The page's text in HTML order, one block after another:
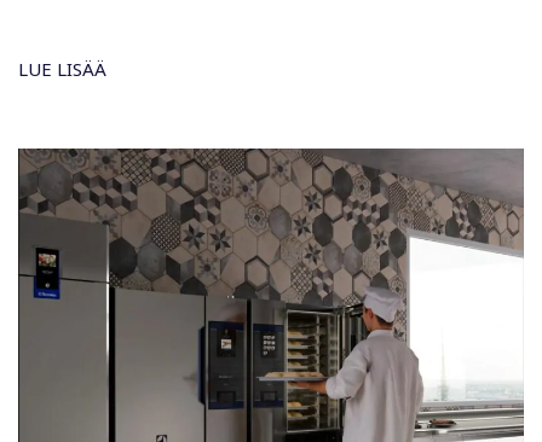
LUE LISÄÄ